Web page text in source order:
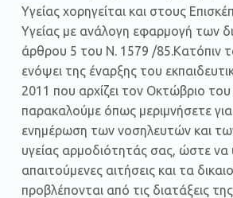
Υγείας χορηγείται και στους
Υγείας με ανάλογη εφαρμογή των
άρθρου 5 του Ν. 1579 /85.Κατόπιν
ενόψει της έναρξης του
2011 που αρχίζει τον Οκτώβριο του
παρακαλούμε όπως μεριμνήσετε για
ενημέρωση των νοσηλευτών και
υγείας αρμοδιότητάς σας, ώστε να
απαιτούμενες αιτήσεις και τα
προβλέπονται από τις διατάξεις